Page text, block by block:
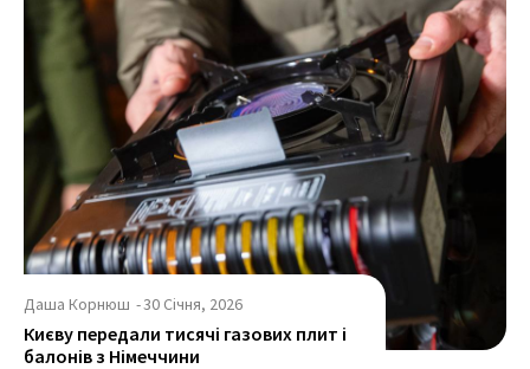
Даша Корнюш -30 Січня, 2026
Києву передали тисячі газових плит і
балонів з Німеччини